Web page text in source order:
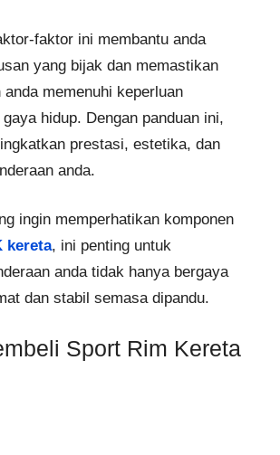
faktor ini membantu anda
yang bijak dan memastikan
memenuhi keperluan
hidup. Dengan panduan ini,
prestasi, estetika, dan
anda.
ingin memperhatikan komponen
kereta, ini penting untuk
anda tidak hanya bergaya
dan stabil semasa dipandu.
Sport Rim Kereta